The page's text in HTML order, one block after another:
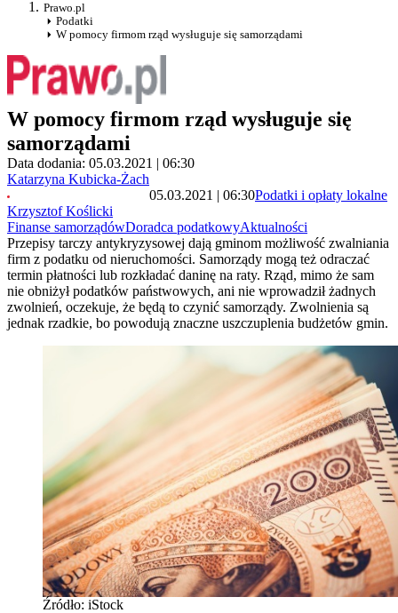
Prawo.pl
Podatki
W pomocy firmom rząd wysługuje się samorządami
W pomocy firmom rząd wysługuje się
samorządami
Data dodania: 05.03.2021 | 06:30
Katarzyna Kubicka-Żach
Krzysztof Koślicki
05.03.2021 | 06:30Podatki i opłaty lokalne
Finanse samorządówDoradca podatkowyAktualności
Przepisy tarczy antykryzysowej dają gminom możliwość zwalniania
firm z podatku od nieruchomości. Samorządy mogą też odraczać
termin płatności lub rozkładać daninę na raty. Rząd, mimo że sam
nie obniżył podatków państwowych, ani nie wprowadził żadnych
zwolnień, oczekuje, że będą to czynić samorządy. Zwolnienia są
jednak rzadkie, bo powodują znaczne uszczuplenia budżetów gmin.
Źródło: iStock